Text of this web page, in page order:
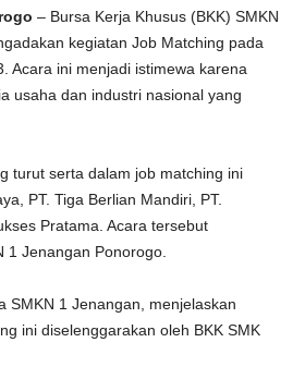
– Bursa Kerja Khusus (BKK) SMKN
kegiatan Job Matching pada
Acara ini menjadi istimewa karena
usaha dan industri nasional yang
turut serta dalam job matching ini
PT. Tiga Berlian Mandiri, PT.
Pratama. Acara tersebut
1 Jenangan Ponorogo.
SMKN 1 Jenangan, menjelaskan
ini diselenggarakan oleh BKK SMK